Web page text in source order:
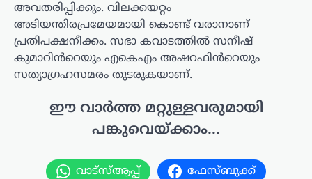
അവതരിപ്പിക്കും. വിലക്കയറ്റം
അടിയന്തിരപ്രമേയമായി കൊണ്ട് വരാനാണ്
പ്രതിപക്ഷനീക്കം. സഭാ കവാടത്തിൽ സനീഷ്
കുമാറിൻറെയും എകെഎം അഷറഫിൻറെയും
സത്യാഗ്രഹസമരം തുടരുകയാണ്.
ഈ വാർത്ത മറ്റുള്ളവരുമായി
പങ്കുവെയ്ക്കാം...
വാട്സ്ആപ്പ് ഫേസ്ബുക്ക്